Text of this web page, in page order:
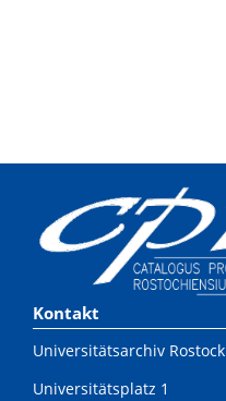
Kontakt
Universitätsarchiv Rostock
Universitätsplatz 1